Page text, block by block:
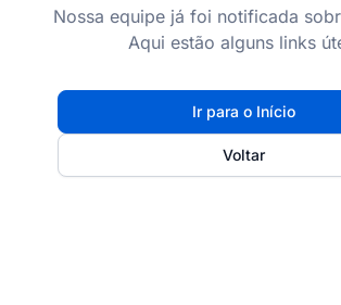
Nossa equipe já foi notificada
Aqui estão alguns links
Ir para o Início
Voltar